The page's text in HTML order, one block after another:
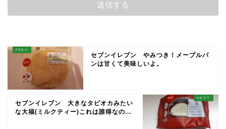
セブンイレブン やみつき！メープルパ
ンは甘くて美味しいよ。
セブンイレブン 大きなタピオカみたい
な大福(ミルクティー)これは誰得なの...